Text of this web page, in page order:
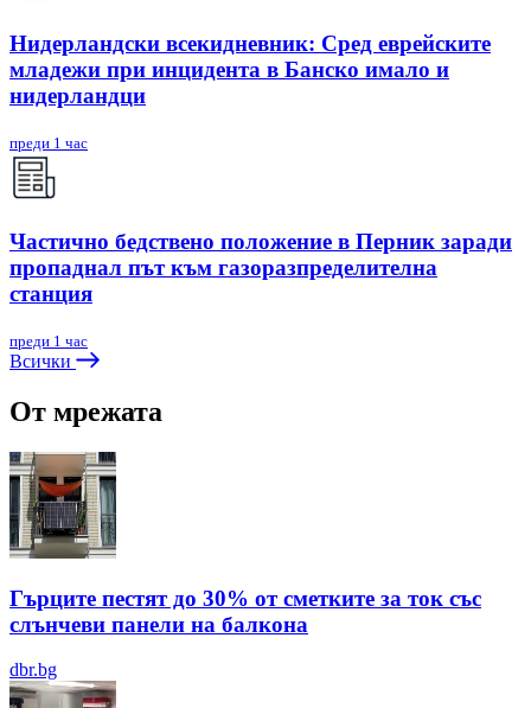
Нидерландски всекидневник: Сред еврейските
младежи при инцидента в Банско имало и
нидерландци
преди 1 час
Частично бедствено положение в Перник заради
пропаднал път към газоразпределителна
станция
преди 1 час
Всички
От мрежата
Гърците пестят до 30% от сметките за ток със
слънчеви панели на балкона
dbr.bg